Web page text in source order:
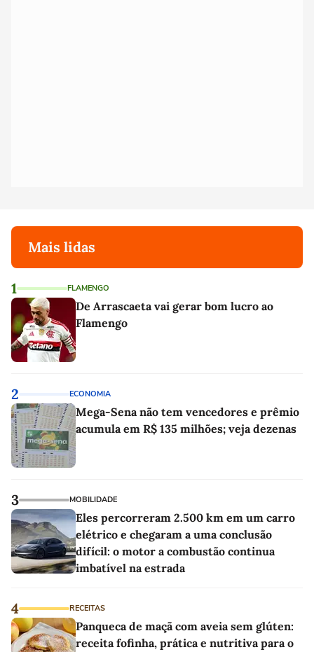
Mais lidas
1 FLAMENGO
De Arrascaeta vai gerar bom lucro ao
Flamengo
2 ECONOMIA
Mega-Sena não tem vencedores e prêmio
acumula em R$ 135 milhões; veja dezenas
3 MOBILIDADE
Eles percorreram 2.500 km em um carro
elétrico e chegaram a uma conclusão
difícil: o motor a combustão continua
imbatível na estrada
4 RECEITAS
Panqueca de maçã com aveia sem glúten:
receita fofinha, prática e nutritiva para o